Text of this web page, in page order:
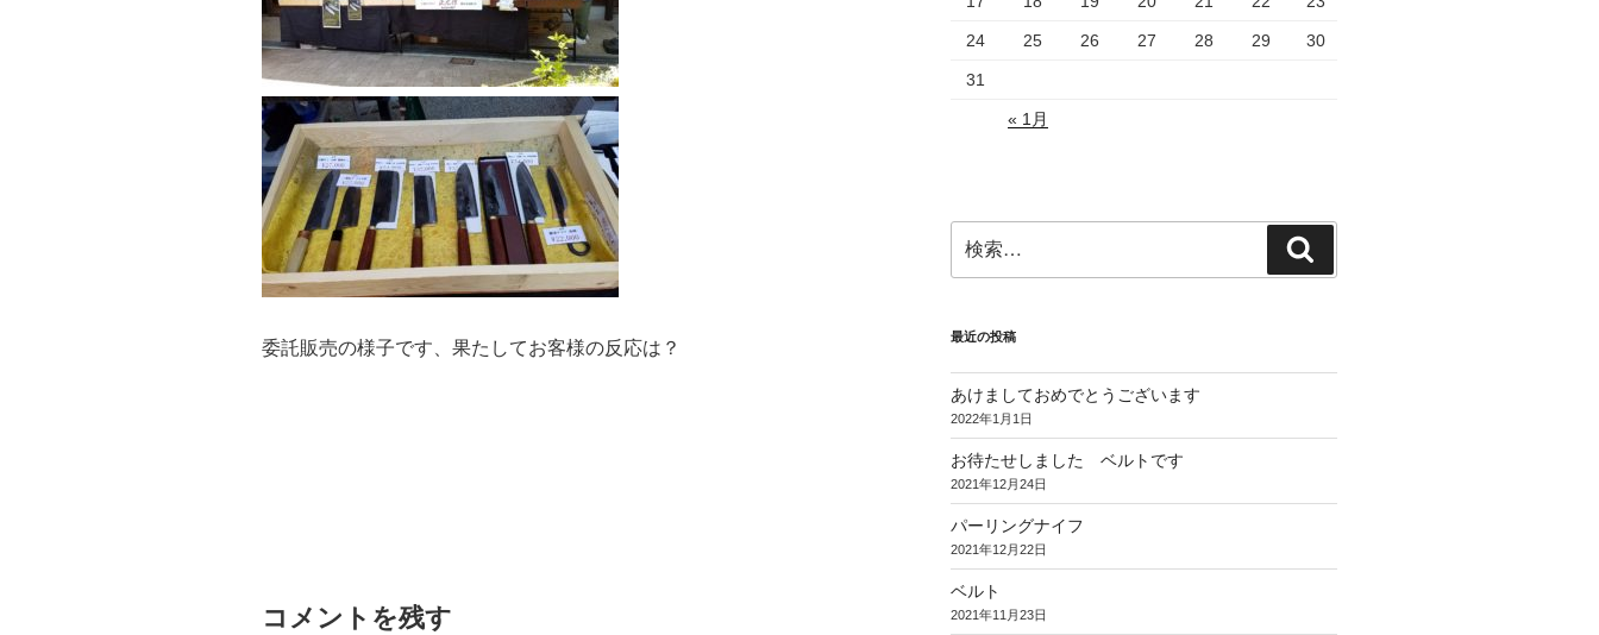
委託販売の様子です、果たしてお客様の反応は？
コメントを残す
24 25 26 27 28 29 30
31
« 1月
索:
索
最近の投稿
あけましておめでとうございます
2022年1月1日
お待たせしました ベルトです
2021年12月24日
パーリングナイフ
2021年12月22日
ベルト
2021年11月23日